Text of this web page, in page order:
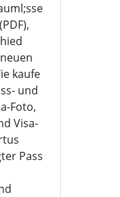
kaufe
und
Foto,
Visa-
Pass